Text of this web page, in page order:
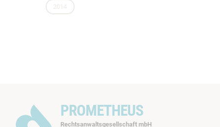
2014
PROMETHEUS
Rechtsanwaltsgesellschaft mbH